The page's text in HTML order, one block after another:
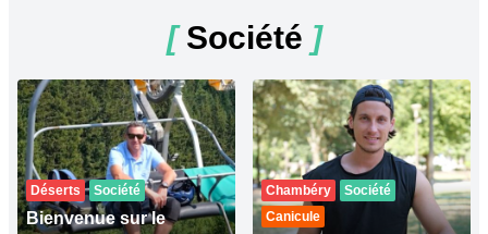
[Société ]
Déserts Société
Bienvenue sur le
Chambéry
Société
Canicule